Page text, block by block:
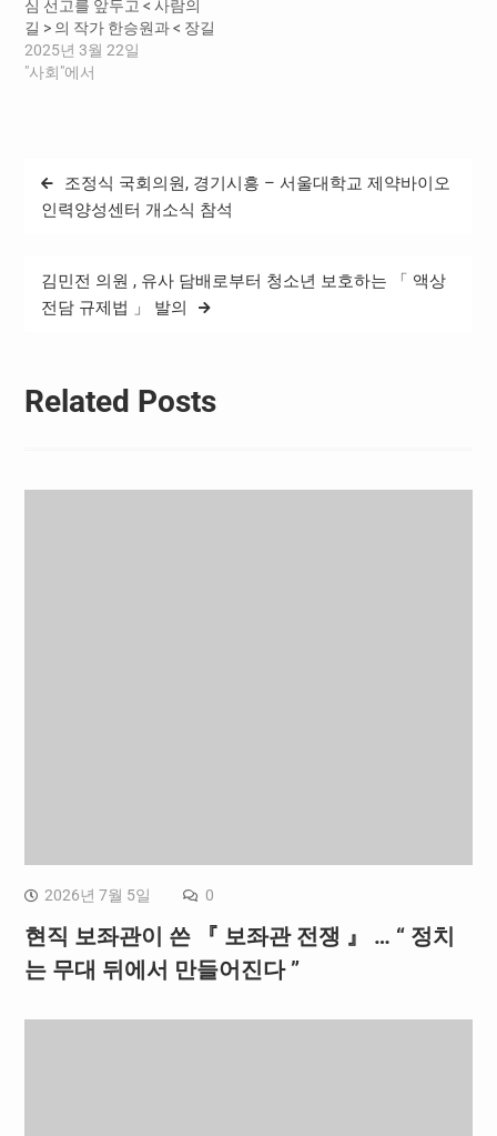
심 선고를 앞두고 < 사람의
길 > 의 작가 한승원과 < 장길
산 > 의 작가 황석영 등 유명
문인들이 재판부에 이재명
2025년 3월 22일
"사회"에서
글
탐
조정식 국회의원, 경기시흥 – 서울대학교 제약바이오
인력양성센터 개소식 참석
김민전 의원 , 유사 담배로부터 청소년 보호하는 「 액상
전담 규제법 」 발의
Related Posts
2026년 7월 5일 0
현직 보좌관이 쓴 『 보좌관 전쟁 』 … “ 정치
는 무대 뒤에서 만들어진다 ”